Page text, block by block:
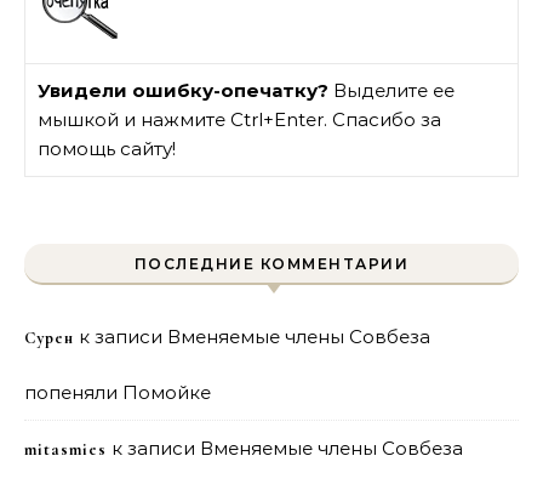
Увидели ошибку-опечатку? Выделите ее
мышкой и нажмите Ctrl+Enter. Спасибо за
помощь сайту!
ПОСЛЕДНИЕ КОММЕНТАРИИ
Сурен к записи Вменяемые члены Совбеза
попеняли Помойке
mitasmies к записи Вменяемые члены Совбеза